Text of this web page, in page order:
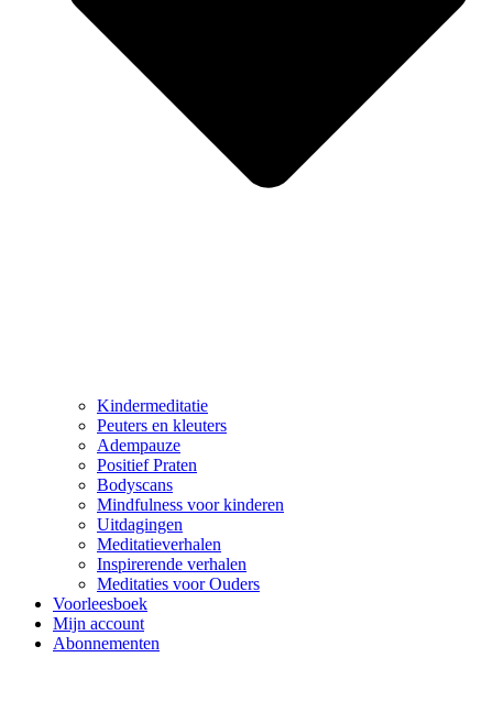
Kindermeditatie
Peuters en kleuters
Adempauze
Positief Praten
Bodyscans
Mindfulness voor kinderen
Uitdagingen
Meditatieverhalen
Inspirerende verhalen
Meditaties voor Ouders
Voorleesboek
Mijn account
Abonnementen